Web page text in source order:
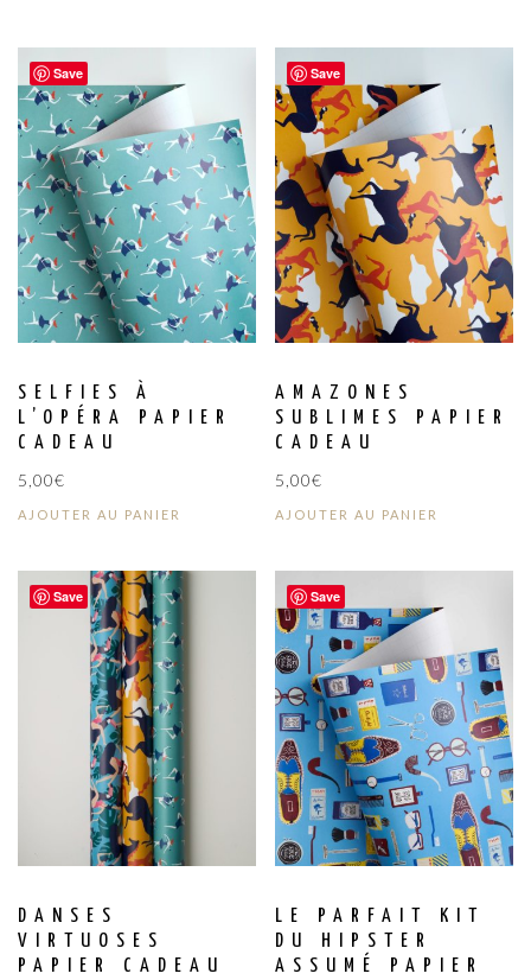
Save
SELFIES À
L’OPÉRA PAPIER
CADEAU
5,00€
AJOUTER AU PANIER
Save
AMAZONES
SUBLIMES PAPIER
CADEAU
5,00€
AJOUTER AU PANIER
Save
DANSES
VIRTUOSES
PAPIER CADEAU
Save
LE PARFAIT KIT
DU HIPSTER
ASSUMÉ PAPIER